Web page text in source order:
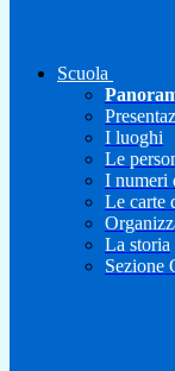
Scuola
I luoghi
Le
I numeri
Le carte
La storia
Sezione